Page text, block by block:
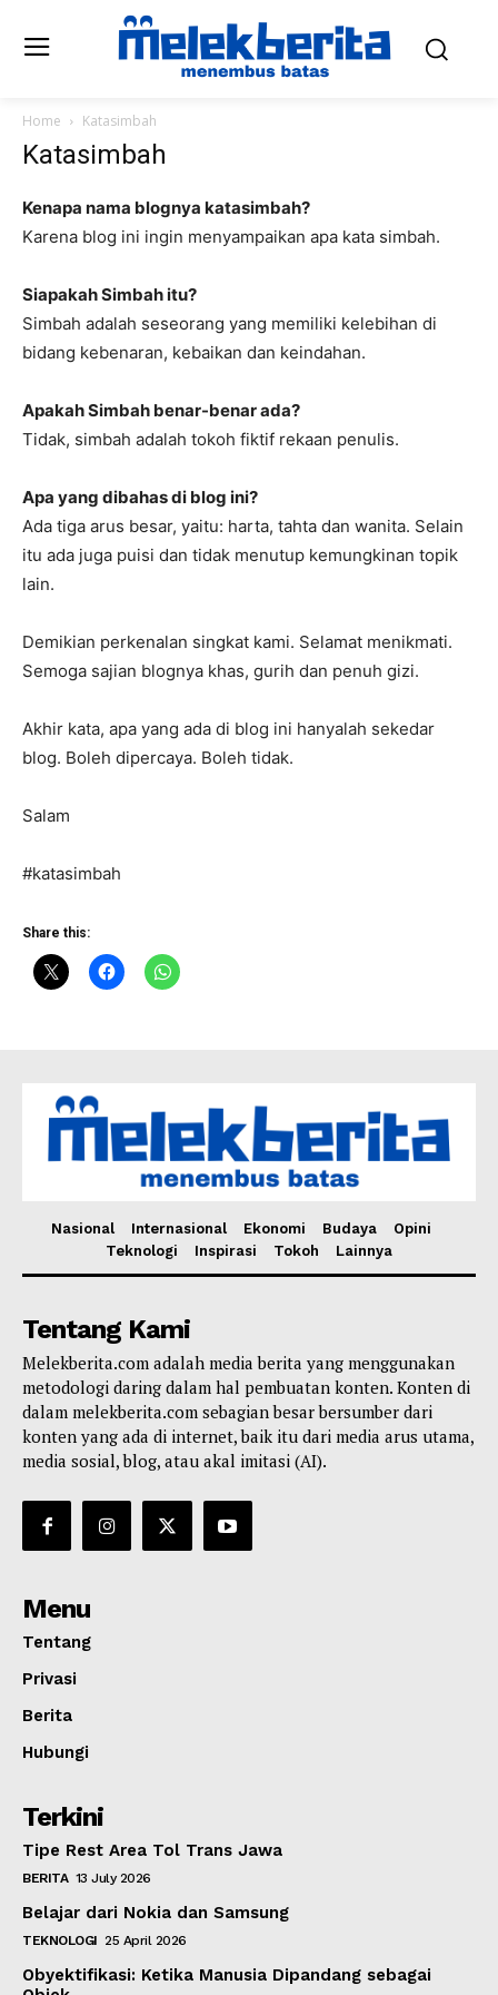
SUBSCRIBE NOW
Company
Harta
Tahta
Wanita
Bahasa
Budaya
Share this:
Home Katasimbah
Katasimbah
Kenapa nama blognya katasimbah?
Karena blog ini ingin menyampaikan apa kata simbah.
Siapakah Simbah itu?
Simbah adalah seseorang yang memiliki kelebihan di
bidang kebenaran, kebaikan dan keindahan.
Apakah Simbah benar-benar ada?
Tidak, simbah adalah tokoh fiktif rekaan penulis.
Apa yang dibahas di blog ini?
Ada tiga arus besar, yaitu: harta, tahta dan wanita. Selain
itu ada juga puisi dan tidak menutup kemungkinan topik
lain.
Demikian perkenalan singkat kami. Selamat menikmati.
Semoga sajian blognya khas, gurih dan penuh gizi.
Akhir kata, apa yang ada di blog ini hanyalah sekedar
blog. Boleh dipercaya. Boleh tidak.
Salam
#katasimbah
Share this:
Nasional Internasional Ekonomi Budaya
Opini
Teknologi
Inspirasi Tokoh Lainnya
Tentang Kami
Melekberita.com adalah media berita yang menggunakan
metodologi daring dalam hal pembuatan konten. Konten di
dalam melekberita.com sebagian besar bersumber dari
konten yang ada di internet, baik itu dari media arus utama,
media sosial, blog, atau akal imitasi (AI).
Menu
Tentang
Privasi
Berita
Hubungi
Terkini
Tipe Rest Area Tol Trans Jawa
BERITA 13 July 2026
Belajar dari Nokia dan Samsung
TEKNOLOGI 25 April 2026
Obyektifikasi: Ketika Manusia Dipandang sebagai